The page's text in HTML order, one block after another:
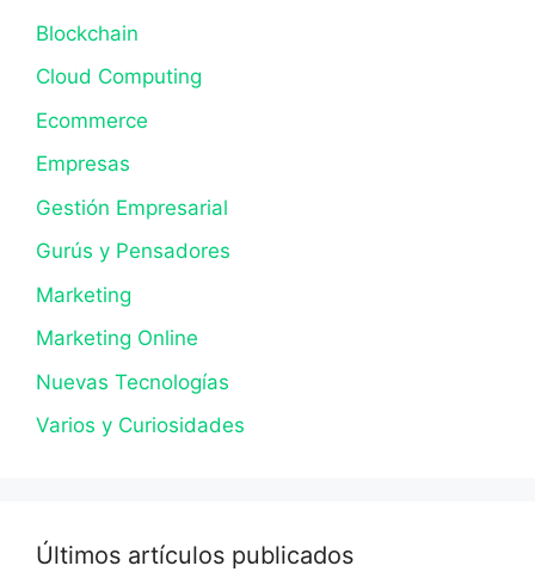
Blockchain
Cloud Computing
Ecommerce
Empresas
Gestión Empresarial
Gurús y Pensadores
Marketing
Marketing Online
Nuevas Tecnologías
Varios y Curiosidades
Últimos artículos publicados